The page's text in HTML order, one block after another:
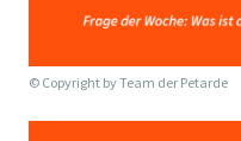
© Copyright byTeam der Petarde